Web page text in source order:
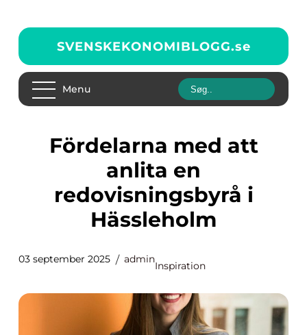
SVENSKEKONOMIBLOGG.se
Menu
Fördelarna med att
anlita en
redovisningsbyrå i
Hässleholm
03 september 2025 admin
Inspiration